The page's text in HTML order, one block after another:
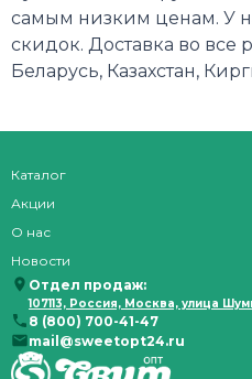
самым низким ценам. У
скидок. Доставка во все
Беларусь, Казахстан,
Каталог
Акции
О нас
Новости
Отдел продаж:
107113, Россия, Москва, улица
8 (800) 700-41-47
mail@sweetopt24.ru